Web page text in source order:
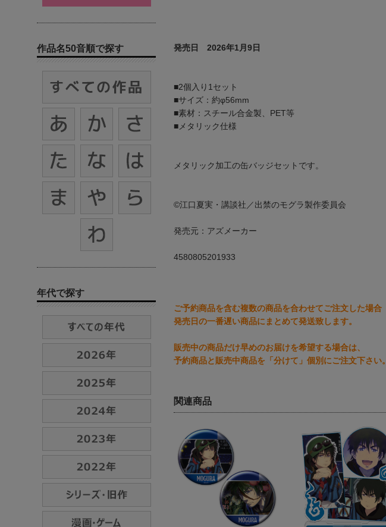
発売日 2026年1月9日
■2個入り1セット
■サイズ：約φ56mm
■素材：スチール合金製、PET等
■メタリック仕様
メタリック加工の缶バッジセットです。
©江口夏実・講談社／出禁のモグラ製作委員会
発売元：アズメーカー
4580805201933
ご予約商品を含む複数の商品を合わせてご注文した場合
発売日の一番遅い商品にまとめて発送致します。
販売中の商品だけ早めのお届けを希望する場合は、
予約商品と販売中商品を「分けて」個別にご注文下さい。
関連商品
作品名50音順で探す
年代で探す